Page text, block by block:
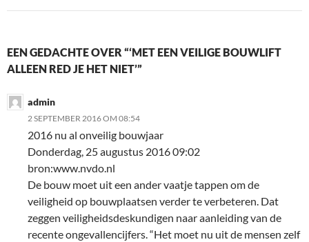
EEN GEDACHTE OVER “‘MET EEN VEILIGE BOUWLIFT
ALLEEN RED JE HET NIET’”
admin
2 SEPTEMBER 2016 OM 08:54
2016 nu al onveilig bouwjaar
Donderdag, 25 augustus 2016 09:02
bron:www.nvdo.nl
De bouw moet uit een ander vaatje tappen om de
veiligheid op bouwplaatsen verder te verbeteren. Dat
zeggen veiligheidsdeskundigen naar aanleiding van de
recente ongevallencijfers. “Het moet nu uit de mensen zelf